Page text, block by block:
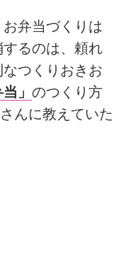
弁当づくりは
るのは、頼れ
つくりおきお
」 のつくり方
んに教えていた